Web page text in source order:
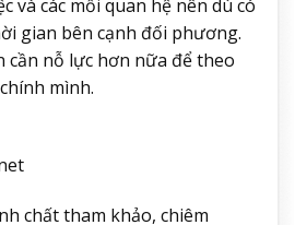
và các mối quan hệ nên dù có
gian bên cạnh đối phương.
cần nỗ lực hơn nữa để theo
mình.
chất tham khảo, chiêm